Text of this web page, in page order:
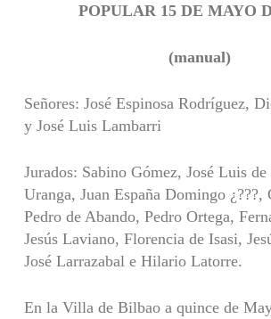
POPULAR 15 DE MAYO
(manual)
Señores: José Espinosa Rodríguez,
y José Luis Lambarri
Jurados: Sabino Gómez, José Luis de
Uranga, Juan España Domingo
Pedro de Abando, Pedro Ortega,
Jesús Laviano, Florencia de Isasi,
José Larrazabal e Hilario Latorre.
En la Villa de Bilbao a quince de